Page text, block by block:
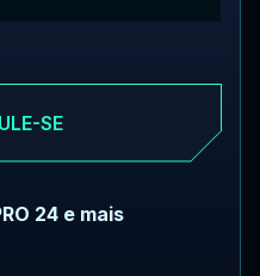
SE
24 e mais